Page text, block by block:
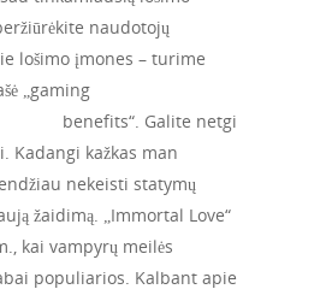
naudotojų
lošimo įmones – turime
„gaming
benefits“. Galite netgi
Kadangi kažkas man
nekeisti statymų
žaidimą. „Immortal Love“
kai vampyrų meilės
populiarios. Kalbant apie